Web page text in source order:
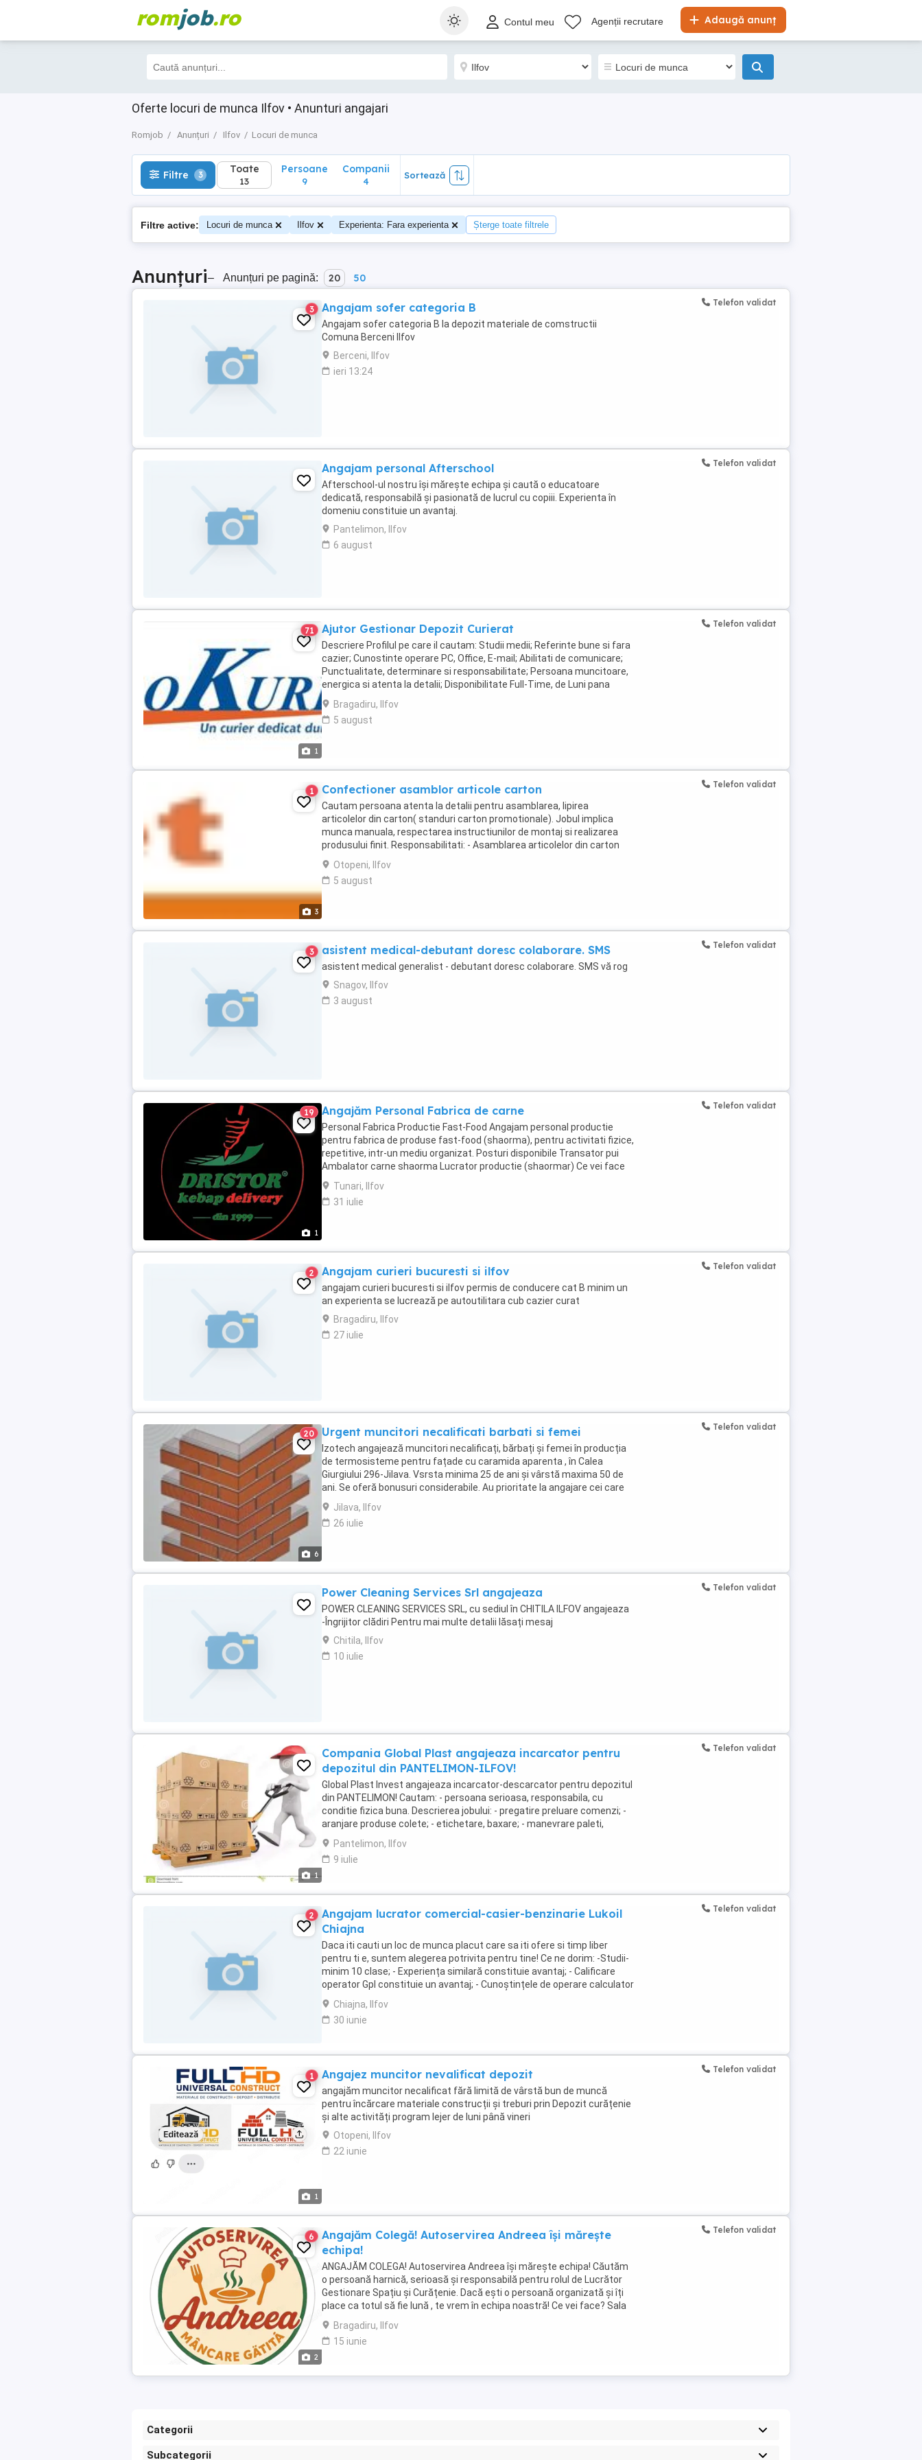
romjob.ro Adaugă anunț
Contul meu Agenții recrutare
Oferte locuri de munca Ilfov • Anunturi angajari
Romjob Anunțuri Ilfov Locuri de munca
Filtre 3 Toate
13
Filtre 3 Toate
13
Persoane
9
Companii
4
Sortează
Filtre active: Locuri de munca Ilfov Experienta: Fara experienta Șterge toate filtrele
Anunțuri– Anunțuri pe pagină: 20 50
3 Angajam sofer categoria B
Angajam sofer categoria B la depozit materiale de comstructii
Comuna Berceni Ilfov
Berceni, Ilfov
ieri 13:24
Telefon validat
Angajam personal Afterschool
Afterschool-ul nostru își mărește echipa și caută o educatoare
dedicată, responsabilă și pasionată de lucrul cu copiii. Experienta în
domeniu constituie un avantaj.
Pantelimon, Ilfov
6 august
Telefon validat
1
71 Ajutor Gestionar Depozit Curierat
Descriere Profilul pe care il cautam: Studii medii; Referinte bune si fara
cazier; Cunostinte operare PC, Office, E-mail; Abilitati de comunicare;
Punctualitate, determinare si responsabilitate; Persoana muncitoare,
energica si atenta la detalii; Disponibilitate Full-Time, de Luni pana
Vineri ...
Bragadiru, Ilfov
5 august
Telefon validat
3
1 Confectioner asamblor articole carton
Cautam persoana atenta la detalii pentru asamblarea, lipirea
articolelor din carton( standuri carton promotionale). Jobul implica
munca manuala, respectarea instructiunilor de montaj si realizarea
produsului finit. Responsabilitati: - Asamblarea articolelor din carton
conform specificatiilor si instructiunilor - ...
Otopeni, Ilfov
5 august
Telefon validat
3 asistent medical-debutant doresc colaborare. SMS
asistent medical generalist - debutant doresc colaborare. SMS vă rog
Snagov, Ilfov
3 august
Telefon validat
1
19 Angajăm Personal Fabrica de carne
Personal Fabrica Productie Fast-Food Angajam personal productie
pentru fabrica de produse fast-food (shaorma), pentru activitati fizice,
repetitive, intr-un mediu organizat. Posturi disponibile Transator pui
Ambalator carne shaorma Lucrator productie (shaormar) Ce vei face
concret: Transator ...
Tunari, Ilfov
31 iulie
Telefon validat
2 Angajam curieri bucuresti si ilfov
angajam curieri bucuresti si ilfov permis de conducere cat B minim un
an experienta se lucrează pe autoutilitara cub cazier curat
Bragadiru, Ilfov
27 iulie
Telefon validat
6
20 Urgent muncitori necalificati barbati si femei
Izotech angajează muncitori necalificați, bărbați și femei în producția
de termosisteme pentru fațade cu caramida aparenta , în Calea
Giurgiului 296-Jilava. Vsrsta minima 25 de ani și vârstă maxima 50 de
ani. Se oferă bonusuri considerabile. Au prioritate la angajare cei care
au lucrat în construcții, ...
Jilava, Ilfov
26 iulie
Telefon validat
Power Cleaning Services Srl angajeaza
POWER CLEANING SERVICES SRL, cu sediul în CHITILA ILFOV angajeaza
-Îngrijitor clădiri Pentru mai multe detalii lăsați mesaj
Chitila, Ilfov
10 iulie
Telefon validat
1
Compania Global Plast angajeaza incarcator pentru
depozitul din PANTELIMON-ILFOV!
Global Plast Invest angajeaza incarcator-descarcator pentru depozitul
din PANTELIMON! Cautam: - persoana serioasa, responsabila, cu
conditie fizica buna. Descrierea jobului: - pregatire preluare comenzi; -
aranjare produse colete; - etichetare, baxare; - manevrare paleti,
incarcat-descarcat. Ce ...
Pantelimon, Ilfov
9 iulie
Telefon validat
2
Angajam lucrator comercial-casier-benzinarie Lukoil
Chiajna
Daca iti cauti un loc de munca placut care sa iti ofere si timp liber
pentru ti e, suntem alegerea potrivita pentru tine! Ce ne dorim: -Studii-
minim 10 clase; - Experiența similară constituie avantaj; - Calificare
operator Gpl constituie un avantaj; - Cunoștințele de operare calculator
de dorit ...
Chiajna, Ilfov
30 iunie
Telefon validat
1
1 Angajez muncitor nevalificat depozit
angajăm muncitor necalificat fără limită de vârstă bun de muncă
pentru încărcare materiale construcții și treburi prin Depozit curățenie
și alte activități program lejer de luni până vineri
Otopeni, Ilfov
22 iunie
Telefon validat
2
6
Angajăm Colegă! Autoservirea Andreea își mărește
echipa!
ANGAJĂM COLEGA! Autoservirea Andreea își mărește echipa! Căutăm
o persoană harnică, serioasă și responsabilă pentru rolul de Lucrător
Gestionare Spațiu și Curățenie. Dacă ești o persoană organizată și îți
place ca totul să fie lună , te vrem în echipa noastră! Ce vei face? Sala
de mese: Te ...
Bragadiru, Ilfov
15 iunie
Telefon validat
Categorii
Subcategorii